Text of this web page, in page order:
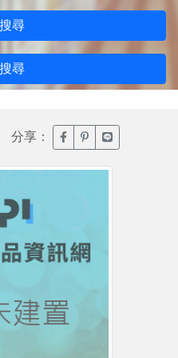
尋
尋
分享： 臉書分享(另開新視窗)
噗浪分享(另開新
Line分享(另